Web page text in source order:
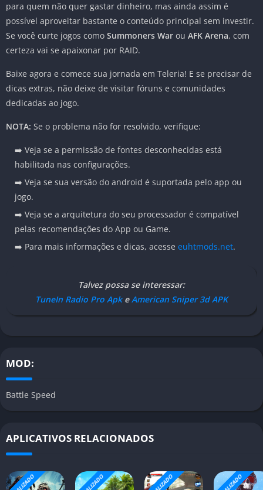
para quem não quer gastar dinheiro, mas ainda assim é
possível aproveitar bastante o conteúdo principal sem investir.
Se você curte jogos como Summoners War ou AFK Arena, com
certeza vai se apaixonar por RAID.
Baixe agora e comece sua jornada em Teleria! E se precisar de
dicas extras, não deixe de visitar fóruns e comunidades
dedicadas ao jogo.
NOTA: Se o problema não for resolvido, verifique:
➡️ Veja se a permissão de fontes desconhecidas está
habilitada nas configurações.
➡️ Veja se sua versão do android é suportada pelo app ou
jogo.
➡️ Veja se a arquitetura do seu processador é compatível
pelas recomendações do App ou Game.
➡️ Para mais informações e dicas, acesse euhtmods.net.
Talvez possa se interessar:
TuneIn Radio Pro ApkeAmerican Sniper 3d APK
MOD:
Battle Speed
APLICATIVOS RELACIONADOS